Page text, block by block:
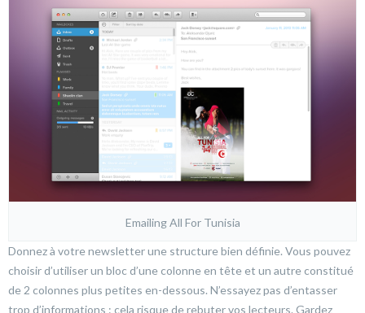
Emailing All For Tunisia
Donnez à votre newsletter une structure bien définie. Vous pouvez
choisir d’utiliser un bloc d’une colonne en tête et un autre constitué
de 2 colonnes plus petites en-dessous. N’essayez pas d’entasser
trop d’informations : cela risque de rebuter vos lecteurs. Gardez